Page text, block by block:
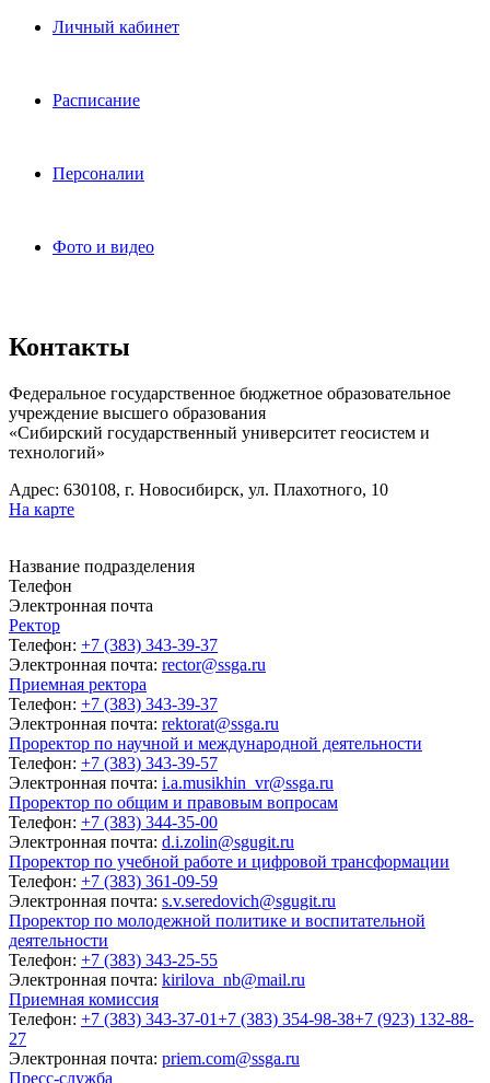
Личный кабинет
Расписание
Персоналии
Фото и видео
Контакты
Федеральное государственное бюджетное образовательное
учреждение высшего образования
«Сибирский государственный университет геосистем и
технологий»
Адрес: 630108, г. Новосибирск, ул. Плахотного, 10
На карте
Название подразделения
Телефон
Электронная почта
Ректор
Телефон: +7 (383) 343-39-37
Электронная почта: rector@ssga.ru
Приемная ректора
Телефон: +7 (383) 343-39-37
Электронная почта: rektorat@ssga.ru
Проректор по научной и международной деятельности
Телефон: +7 (383) 343-39-57
Электронная почта: i.a.musikhin_vr@ssga.ru
Проректор по общим и правовым вопросам
Телефон: +7 (383) 344-35-00
Электронная почта: d.i.zolin@sgugit.ru
Проректор по учебной работе и цифровой трансформации
Телефон: +7 (383) 361-09-59
Электронная почта: s.v.seredovich@sgugit.ru
Проректор по молодежной политике и воспитательной
деятельности
Телефон: +7 (383) 343-25-55
Электронная почта: kirilova_nb@mail.ru
Приемная комиссия
Телефон: +7 (383) 343-37-01+7 (383) 354-98-38+7 (923) 132-88-
27
Электронная почта: priem.com@ssga.ru
Пресс-служба